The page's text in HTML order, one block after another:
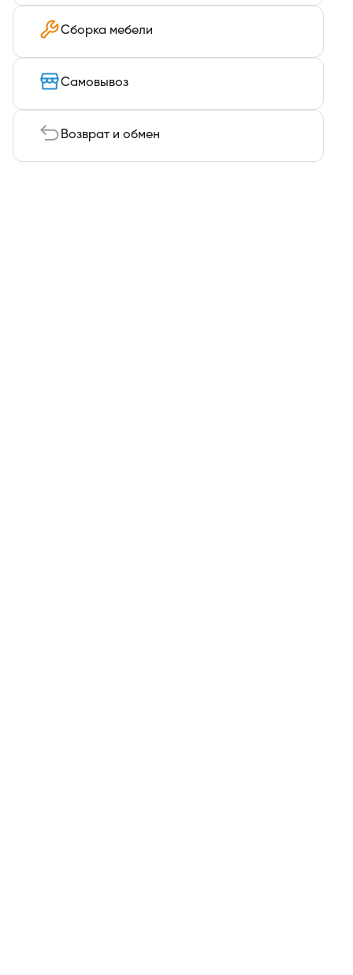
Сборка мебели
Самовывоз
Возврат и обмен